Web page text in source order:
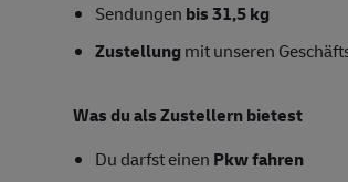
Sendungen bis 31,5 kg
Zustellung mit unseren
Was du als Zustellern bietest
Du darfst einen Pkw fahren